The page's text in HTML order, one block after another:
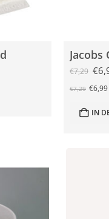
Jacobs
€7,29 €
€7,29 €6,99
IN